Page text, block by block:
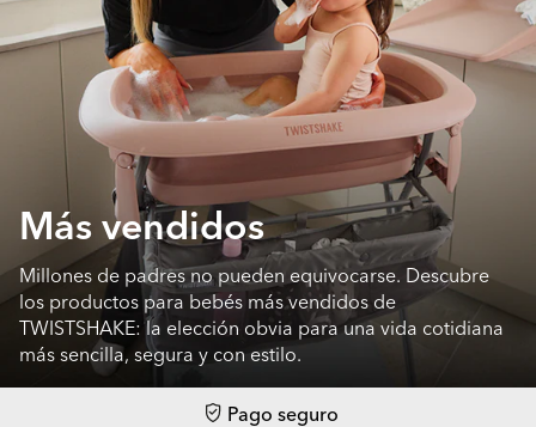
Más vendidos
Millones de padres no pueden equivocarse. Descubre
los productos para bebés más vendidos de
TWISTSHAKE: la elección obvia para una vida cotidiana
más sencilla, segura y con estilo.
Pago seguro